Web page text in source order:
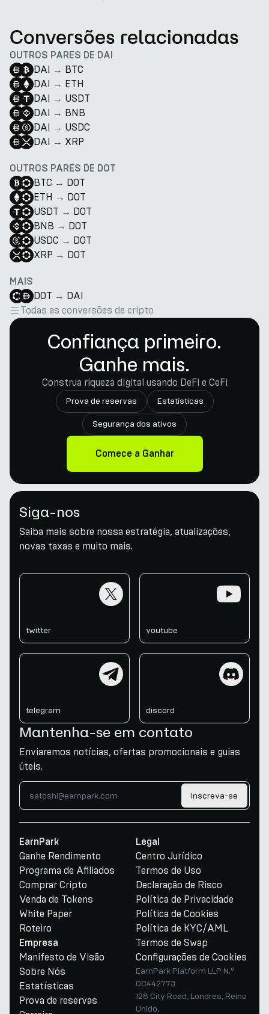
Conversões relacionadas
OUTROS PARES DE DAI
DAI → BTC
DAI → ETH
DAI → USDT
DAI → BNB
DAI → USDC
DAI → XRP
OUTROS PARES DE DOT
BTC → DOT
ETH → DOT
USDT → DOT
BNB → DOT
USDC → DOT
XRP → DOT
MAIS
DOT → DAI
Todas as conversões de cripto
Confiança primeiro.
Ganhe mais.
Construa riqueza digital usando DeFi e CeFi
Prova de reservas Estatísticas
Segurança dos ativos
Comece a Ganhar
Siga-nos
Saiba mais sobre nossa estratégia, atualizações,
novas taxas e muito mais.
twitter youtube
telegram discord
Mantenha-se em contato
Enviaremos notícias, ofertas promocionais e guias
úteis.
Inscreva-se
EarnPark
Ganhe Rendimento
Programa de Afiliados
Comprar Cripto
Venda de Tokens
White Paper
Roteiro
Empresa
Manifesto de Visão
Sobre Nós
Estatísticas
Prova de reservas
Legal
Centro Jurídico
Termos de Uso
Declaração de Risco
Política de Privacidade
Política de Cookies
Política de KYC/AML
Termos de Swap
Configurações de Cookies
EarnPark Platform LLP N.º
OC442773
128 City Road, Londres, Reino
Unido,